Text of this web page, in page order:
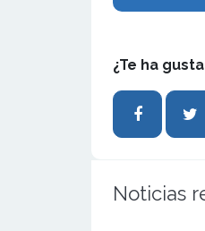
¿Te ha
Noticias